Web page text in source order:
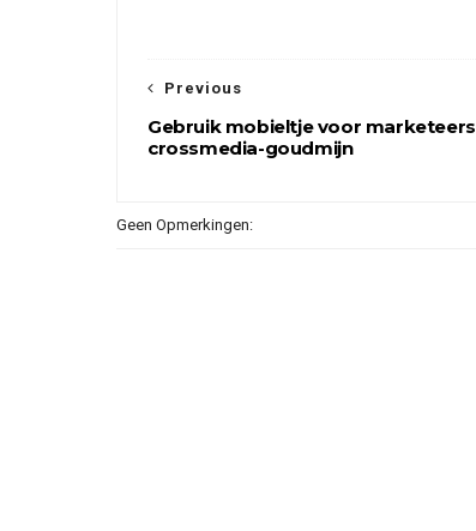
Previous
Gebruik mobieltje voor marketeers
crossmedia-goudmijn
Geen Opmerkingen: